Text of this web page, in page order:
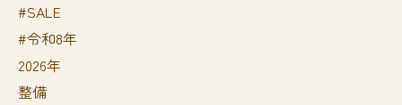
#SALE
#令和8年
2026年
整備